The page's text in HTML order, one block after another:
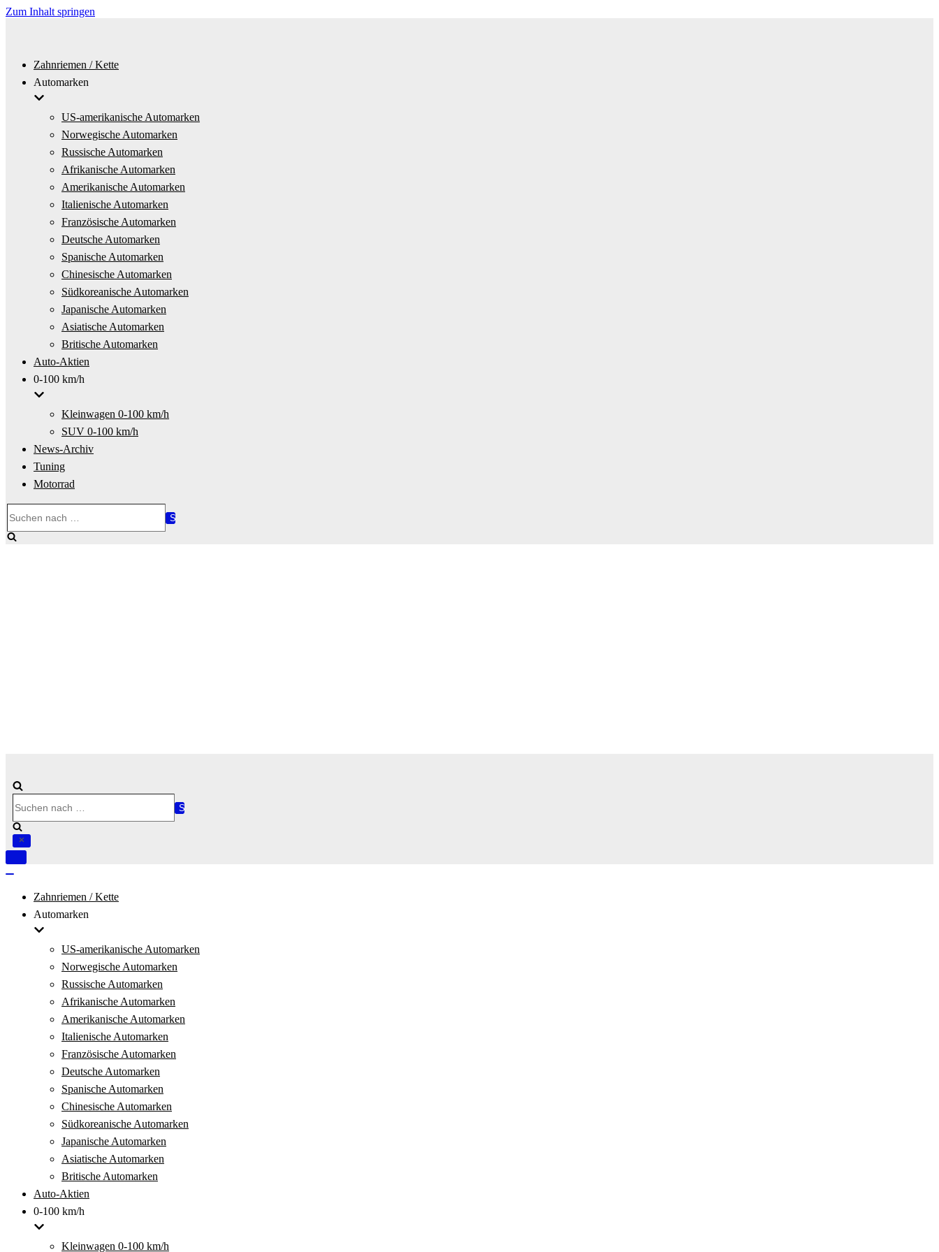
Zum Inhalt springen
Zahnriemen / Kette
Automarken
US-amerikanische Automarken
Norwegische Automarken
Russische Automarken
Afrikanische Automarken
Amerikanische Automarken
Italienische Automarken
Französische Automarken
Deutsche Automarken
Spanische Automarken
Chinesische Automarken
Südkoreanische Automarken
Japanische Automarken
Asiatische Automarken
Britische Automarken
Auto-Aktien
0-100 km/h
Kleinwagen 0-100 km/h
SUV 0-100 km/h
News-Archiv
Tuning
Motorrad
nach …
nach …
Navigation
Zahnriemen / Kette
Automarken
US-amerikanische Automarken
Norwegische Automarken
Russische Automarken
Afrikanische Automarken
Amerikanische Automarken
Italienische Automarken
Französische Automarken
Deutsche Automarken
Spanische Automarken
Chinesische Automarken
Südkoreanische Automarken
Japanische Automarken
Asiatische Automarken
Britische Automarken
Auto-Aktien
0-100 km/h
Kleinwagen 0-100 km/h